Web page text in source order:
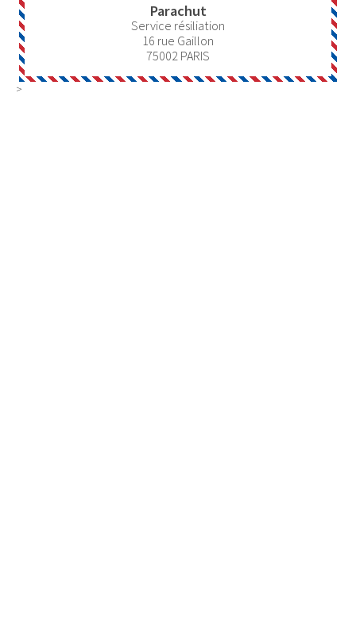
Parachut
Service résiliation
16 rue Gaillon
75002 PARIS
>